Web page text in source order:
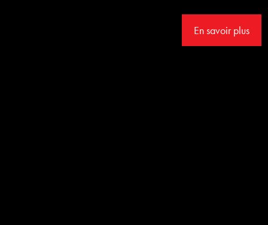
En savoir plus